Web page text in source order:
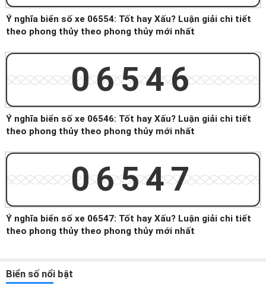
Ý nghĩa biển số xe 06554: Tốt hay Xấu? Luận giải chi tiết
theo phong thủy theo phong thủy mới nhất
06546
Ý nghĩa biển số xe 06546: Tốt hay Xấu? Luận giải chi tiết
theo phong thủy theo phong thủy mới nhất
06547
Ý nghĩa biển số xe 06547: Tốt hay Xấu? Luận giải chi tiết
theo phong thủy theo phong thủy mới nhất
Biển số nổi bật